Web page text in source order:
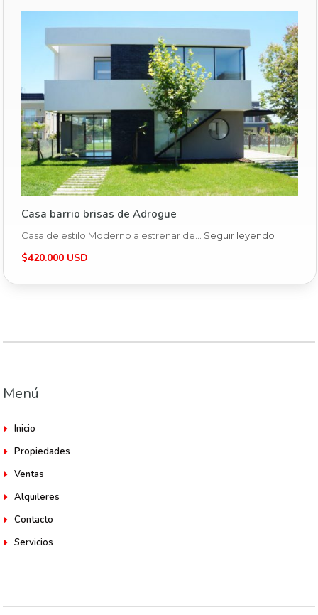
Casa barrio brisas de Adrogue
Casa de estilo Moderno a estrenar de… Seguir leyendo
$420.000 USD
Menú
Inicio
Propiedades
Ventas
Alquileres
Contacto
Servicios